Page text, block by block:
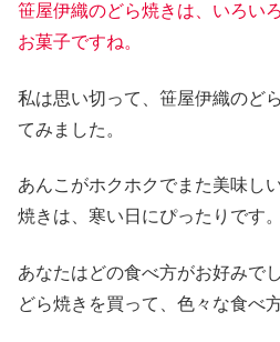
笹屋伊織のどら焼きは、いろい
お菓子ですね。
私は思い切って、笹屋伊織のど
てみました。
あんこがホクホクでまた美味し
焼きは、寒い日にぴったりです。
あなたはどの食べ方がお好みで
どら焼きを買って、色々な食べ